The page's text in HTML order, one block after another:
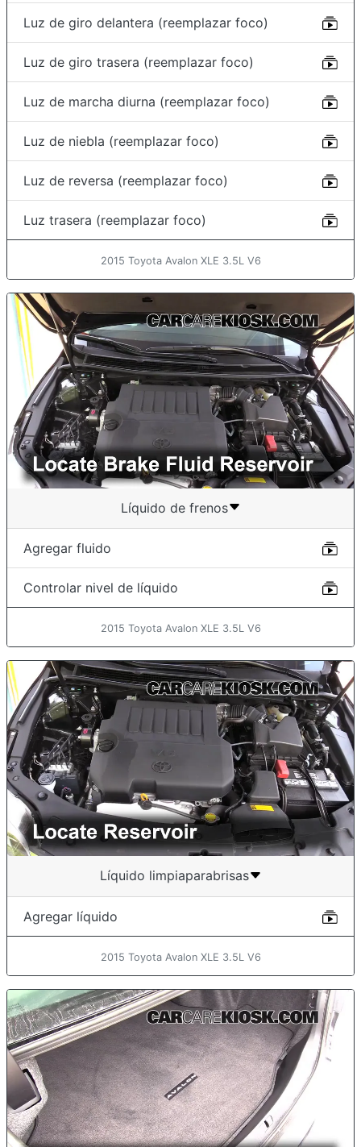
Luz de giro delantera (reemplazar foco)
Luz de giro trasera (reemplazar foco)
Luz de marcha diurna (reemplazar foco)
Luz de niebla (reemplazar foco)
Luz de reversa (reemplazar foco)
Luz trasera (reemplazar foco)
2015 Toyota Avalon XLE 3.5L V6
Líquido de frenos
Agregar fluido
Controlar nivel de líquido
2015 Toyota Avalon XLE 3.5L V6
Líquido limpiaparabrisas
Agregar líquido
2015 Toyota Avalon XLE 3.5L V6